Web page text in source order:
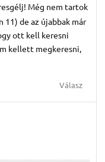
Még nem tartok
de az újabbak már
ott kell keresni
kellett megkeresni,
Válasz